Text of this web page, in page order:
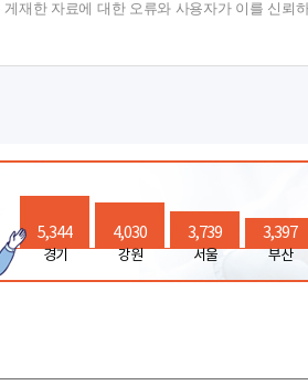
게재한 자료에 대한 오류와 사용자가 이를 신뢰
5,344
경기
4,030
강원
3,739
서울
3,397
부산